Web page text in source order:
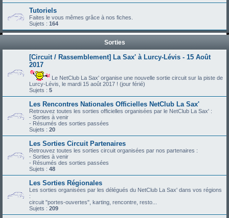
Tutoriels
Faites le vous mêmes grâce à nos fiches.
Sujets : 164
Sorties
[Circuit / Rassemblement] La Sax' à Lurcy-Lévis - 15 Août
2017
Le NetClub La Sax' organise une nouvelle sortie circuit sur la piste de
Lurcy-Lévis, le mardi 15 août 2017 ! (jour férié)
Sujets : 5
Les Rencontres Nationales Officielles NetClub La Sax'
Retrouvez toutes les sorties officielles organisées par le NetClub La Sax' :
- Sorties à venir
- Résumés des sorties passées
Sujets : 20
Les Sorties Circuit Partenaires
Retrouvez toutes les sorties circuit organisées par nos partenaires :
- Sorties à venir
- Résumés des sorties passées
Sujets : 48
Les Sorties Régionales
Les sorties organisées par les délégués du NetClub La Sax' dans vos régions
:
circuit "portes-ouvertes", karting, rencontre, resto...
Sujets : 209